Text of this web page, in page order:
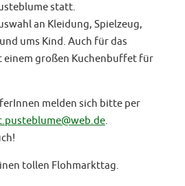
statt.
an Kleidung, Spielzeug,
ums Kind. Auch für das
einem großen Kuchenbuffet für
melden sich bitte per
.
tollen Flohmarkttag.